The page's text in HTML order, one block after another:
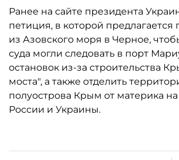
Ранее на сайте президента
петиция, в которой предлагается
из Азовского моря в Черное,
суда могли следовать в порт
остановок из-за строительства
моста", а также отделить
полуострова Крым от материка
России и Украины.